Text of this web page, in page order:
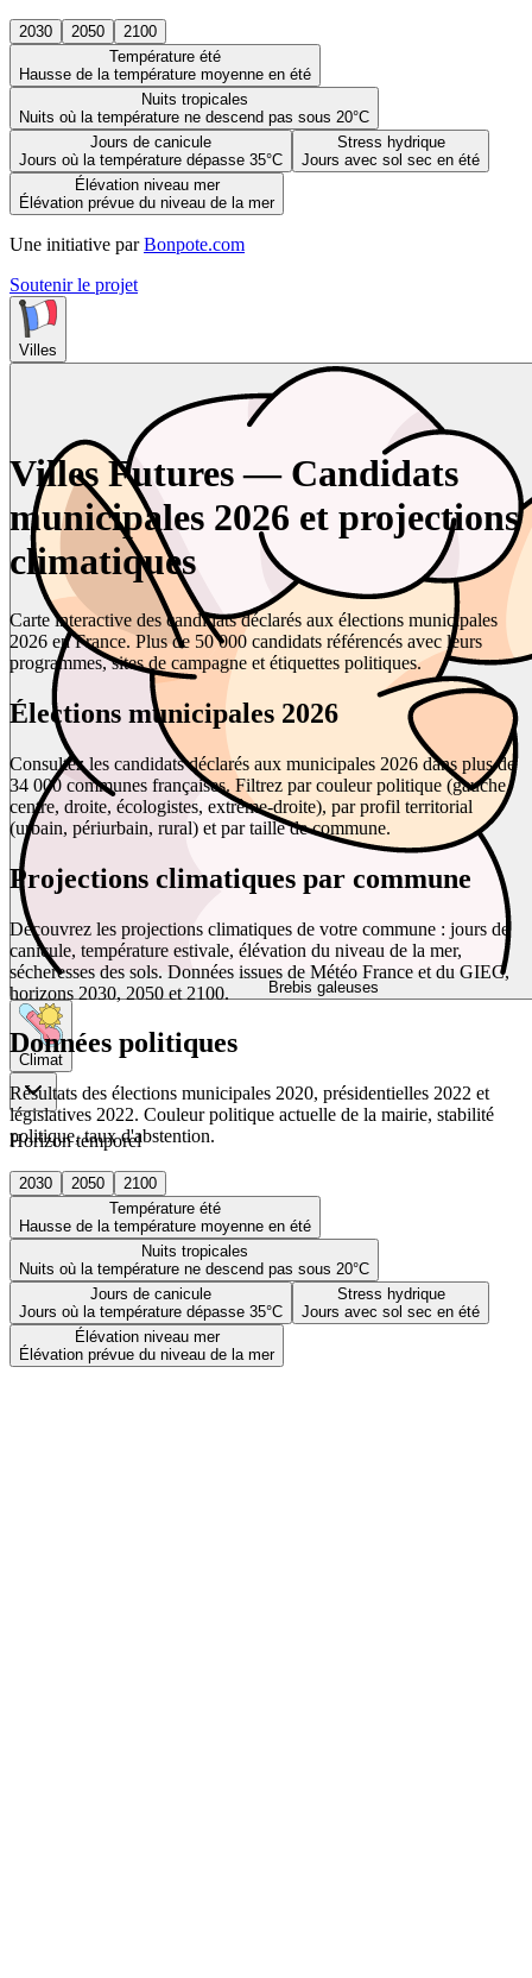
2030 2050
2100
Température été
Hausse de la température moyenne en été
Nuits tropicales
Nuits où la température ne descend pas sous 20°C
Jours de canicule
Jours où la température dépasse 35°C
Stress hydrique
Jours avec sol sec en été
Élévation niveau mer
Élévation prévue du niveau de la mer
Une initiative par Bonpote.com
Soutenir le projet
Villes
Brebis galeuses
Climat
Horizon temporel
2030 2050
2100
Température été
Hausse de la température moyenne en été
Nuits tropicales
Nuits où la température ne descend pas sous 20°C
Jours de canicule
Jours où la température dépasse 35°C
Stress hydrique
Jours avec sol sec en été
Élévation niveau mer
Élévation prévue du niveau de la mer
Villes Futures — Candidats
municipales 2026 et projections
climatiques
Carte interactive des candidats déclarés aux élections municipales
2026 en France. Plus de 50 000 candidats référencés avec leurs
programmes, sites de campagne et étiquettes politiques.
Élections municipales 2026
Consultez les candidats déclarés aux municipales 2026 dans plus de
34 000 communes françaises. Filtrez par couleur politique (gauche,
centre, droite, écologistes, extrême-droite), par profil territorial
(urbain, périurbain, rural) et par taille de commune.
Projections climatiques par commune
Découvrez les projections climatiques de votre commune : jours de
canicule, température estivale, élévation du niveau de la mer,
sécheresses des sols. Données issues de Météo France et du GIEC,
horizons 2030, 2050 et 2100.
Données politiques
Résultats des élections municipales 2020, présidentielles 2022 et
législatives 2022. Couleur politique actuelle de la mairie, stabilité
politique, taux d'abstention.